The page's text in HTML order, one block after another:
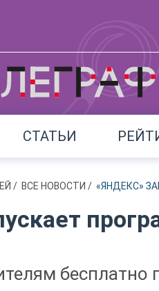
СТАТЬИ
/ ВСЕ НОВОСТИ / «ЯНДЕКС»